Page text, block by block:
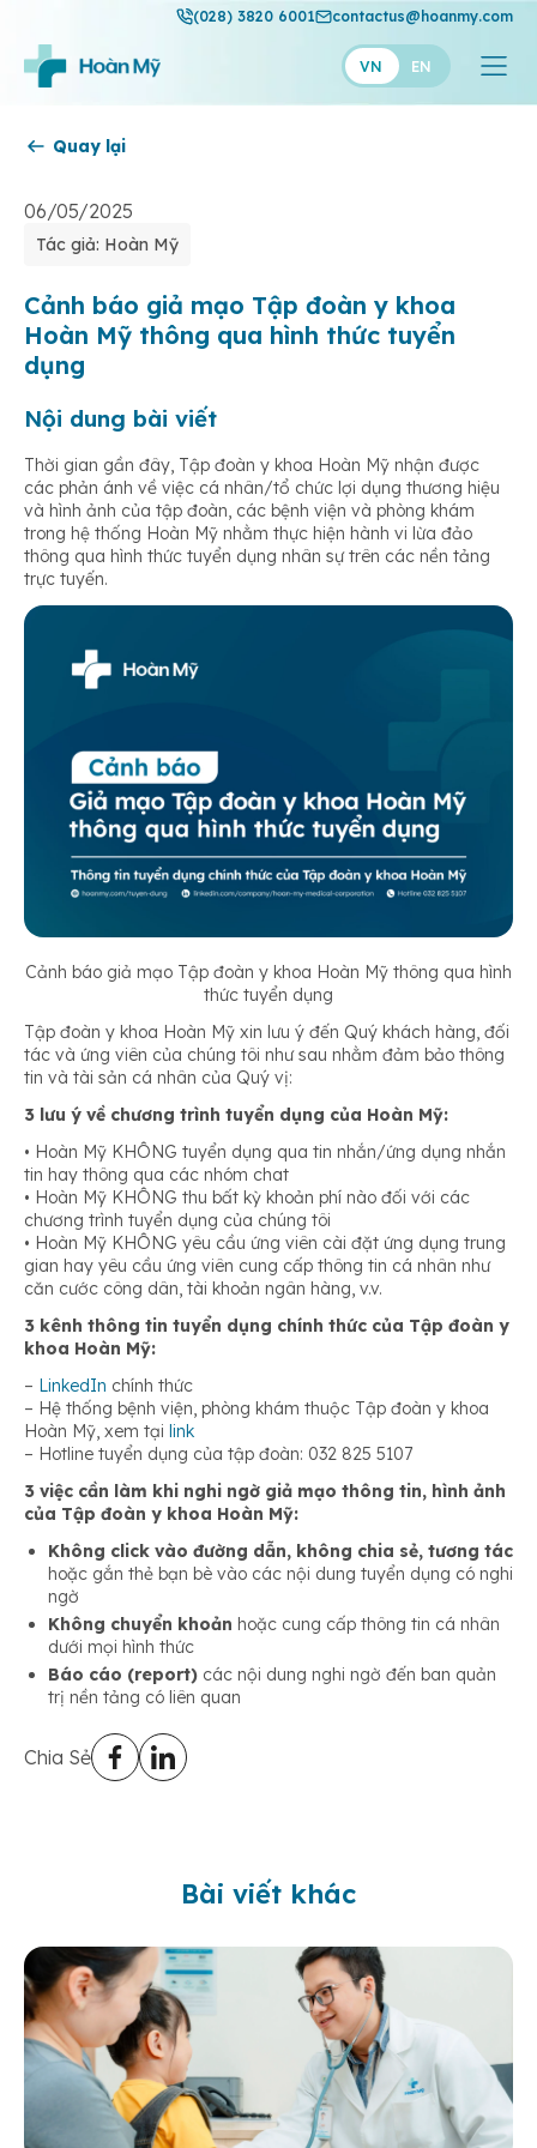
(028) 3820 6001 contactus@hoanmy.com
VN EN
Thuận Mỹ
Quay lại
06/05/2025
Tác giả: Hoàn Mỹ
Cảnh báo giả mạo Tập đoàn y khoa
Hoàn Mỹ thông qua hình thức tuyển
dụng
Nội dung bài viết
Thời gian gần đây, Tập đoàn y khoa Hoàn Mỹ nhận được
các phản ánh về việc cá nhân/tổ chức lợi dụng thương hiệu
và hình ảnh của tập đoàn, các bệnh viện và phòng khám
trong hệ thống Hoàn Mỹ nhằm thực hiện hành vi lừa đảo
thông qua hình thức tuyển dụng nhân sự trên các nền tảng
trực tuyến.
Cảnh báo giả mạo Tập đoàn y khoa Hoàn Mỹ thông qua hình
thức tuyển dụng
Tập đoàn y khoa Hoàn Mỹ xin lưu ý đến Quý khách hàng, đối
tác và ứng viên của chúng tôi như sau nhằm đảm bảo thông
tin và tài sản cá nhân của Quý vị:
3 lưu ý về chương trình tuyển dụng của Hoàn Mỹ:
• Hoàn Mỹ KHÔNG tuyển dụng qua tin nhắn/ứng dụng nhắn
tin hay thông qua các nhóm chat
• Hoàn Mỹ KHÔNG thu bất kỳ khoản phí nào đối với các
chương trình tuyển dụng của chúng tôi
• Hoàn Mỹ KHÔNG yêu cầu ứng viên cài đặt ứng dụng trung
gian hay yêu cầu ứng viên cung cấp thông tin cá nhân như
căn cước công dân, tài khoản ngân hàng, v.v.
3 kênh thông tin tuyển dụng chính thức của Tập đoàn y
khoa Hoàn Mỹ:
– LinkedIn chính thức
– Hệ thống bệnh viện, phòng khám thuộc Tập đoàn y khoa
Hoàn Mỹ, xem tại link
– Hotline tuyển dụng của tập đoàn: 032 825 5107
3 việc cần làm khi nghi ngờ giả mạo thông tin, hình ảnh
của Tập đoàn y khoa Hoàn Mỹ:
Không click vào đường dẫn, không chia sẻ, tương tác
hoặc gắn thẻ bạn bè vào các nội dung tuyển dụng có nghi
ngờ
Không chuyển khoản hoặc cung cấp thông tin cá nhân
dưới mọi hình thức
Báo cáo (report) các nội dung nghi ngờ đến ban quản
trị nền tảng có liên quan
Chia Sẻ
Bài viết khác